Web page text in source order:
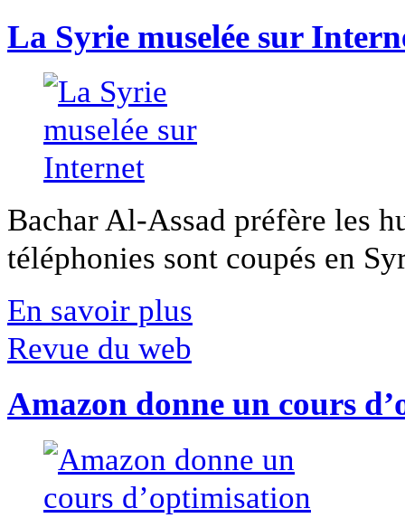
La Syrie muselée sur
Bachar Al-Assad préfère les
téléphonies sont coupés en
En savoir plus
Revue du web
Amazon donne un cours